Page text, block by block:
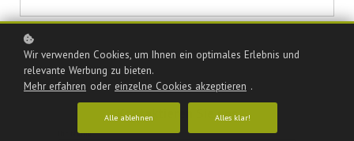
Kontaktieren Sie uns
Ihr Name
Wir verwenden Cookies, um Ihnen ein optimales Erlebnis und
relevante Werbung zu bieten.
Mehr erfahren oder einzelne Cookies akzeptieren .
Alle ablehnen Alles klar!